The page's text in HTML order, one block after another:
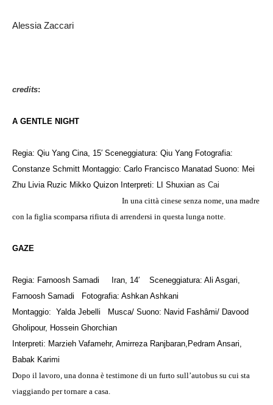
Alessia Zaccari
credits:
A GENTLE NIGHT
Regia: Qiu Yang Cina, 15′ Sceneggiatura: Qiu Yang Fotografia:
Constanze Schmitt Montaggio: Carlo Francisco Manatad Suono: Mei
Zhu Livia Ruzic Mikko Quizon Interpreti: LI Shuxian as Cai
In una città cinese senza nome, una madre
con la figlia scomparsa rifiuta di arrendersi in questa lunga notte.
GAZE
Regia: Farnoosh Samadi Iran, 14′ Sceneggiatura: Ali Asgari,
Farnoosh Samadi Fotografia: Ashkan Ashkani
Montaggio: Yalda Jebelli Musca/ Suono: Navid Fashâmi/ Davood
Gholipour, Hossein Ghorchian
Interpreti: Marzieh Vafamehr, Amirreza Ranjbaran,Pedram Ansari,
Babak Karimi
Dopo il lavoro, una donna è testimone di un furto sull’autobus su cui sta
viaggiando per tornare a casa.